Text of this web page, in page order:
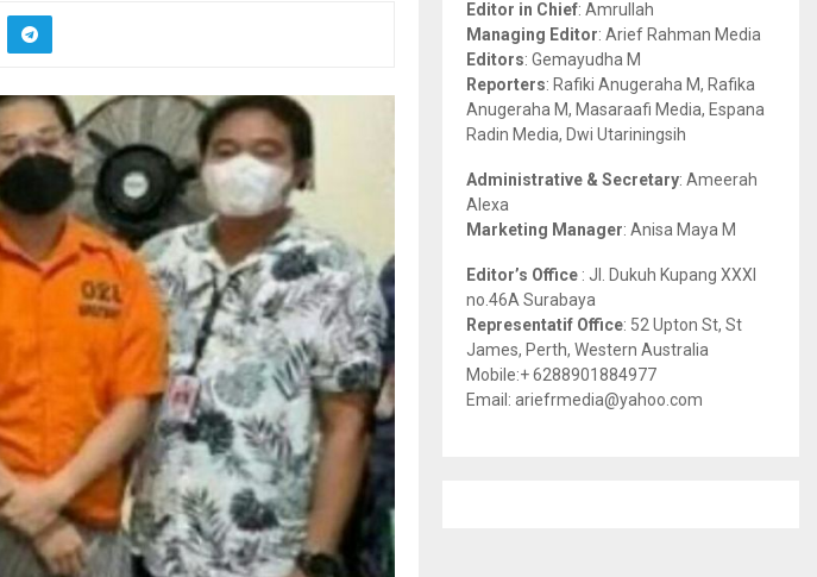
r
:
R
H
Editor in Chief: Amrullah
Managing Editor: Arief Rahman Media
Editors: Gemayudha M
Reporters: Rafiki Anugeraha M, Rafika
Anugeraha M, Masaraafi Media, Espana
Radin Media, Dwi Utariningsih
Administrative & Secretary: Ameerah
Alexa
Marketing Manager: Anisa Maya M
Editor’s Office : Jl. Dukuh Kupang XXXI
no.46A Surabaya
Representatif Office: 52 Upton St, St
James, Perth, Western Australia
Mobile:+ 6288901884977
Email: ariefrmedia@yahoo.com